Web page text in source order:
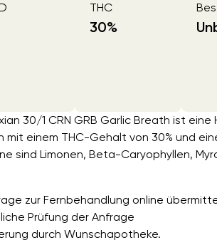
THC
30%
30/1 CRN GRB Garlic Breath ist
mit einem THC-Gehalt von 30% und
sind Limonen, Beta-Caryophyllen,
zur Fernbehandlung online
Prüfung der Anfrage
durch Wunschapotheke.